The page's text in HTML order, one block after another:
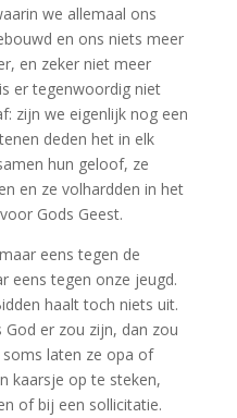
we allemaal ons
en ons niets meer
en zeker niet meer
er tegenwoordig niet
zijn we eigenlijk nog een
deden het in elk
hun geloof, ze
en ze volhardden in het
Gods Geest.
eens tegen de
eens tegen onze jeugd.
haalt toch niets uit.
er zou zijn, dan zou
soms laten ze opa of
kaarsje op te steken,
of bij een sollicitatie.